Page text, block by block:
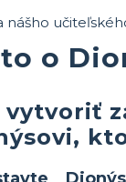
o
vytvoriť